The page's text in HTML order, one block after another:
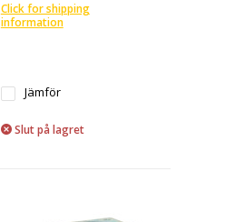
Click for shipping
information
Jämför
Slut på lagret